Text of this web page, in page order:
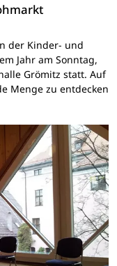
der Kinder- und
Jahr am Sonntag,
Grömitz statt. Auf
Menge zu entdecken